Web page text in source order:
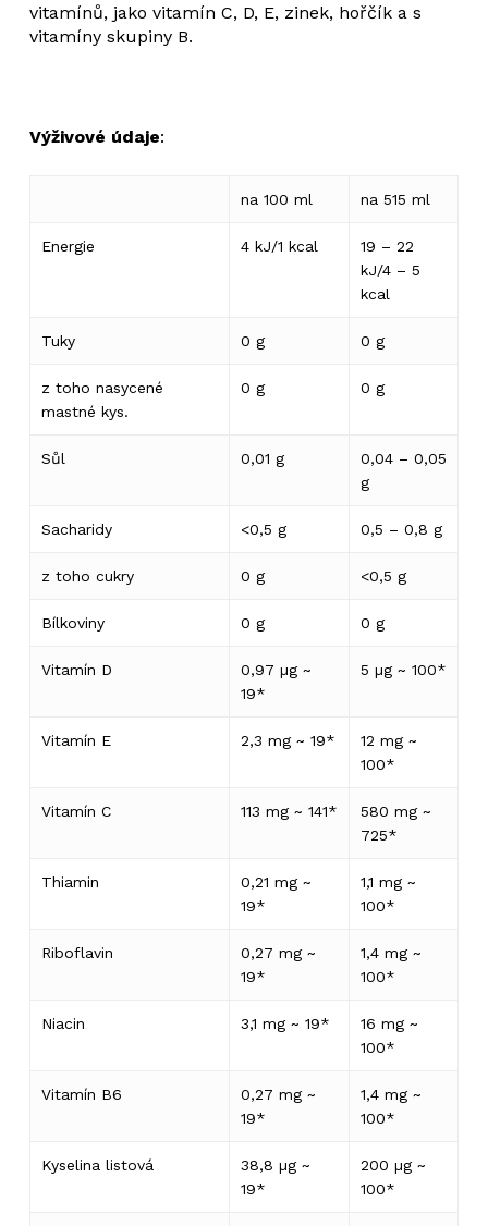
vitamínů, jako vitamín C, D, E, zinek, hořčík a s
vitamíny skupiny B.
Výživové údaje:
na 100 ml na 515 ml
Energie 4 kJ/1 kcal
19 – 22
kJ/4 – 5
kcal
Tuky 0 g 0 g
z toho nasycené
mastné kys.
0 g 0 g
Sůl 0,01 g
0,04 – 0,05
g
Sacharidy <0,5 g 0,5 – 0,8 g
z toho cukry 0 g <0,5 g
Bílkoviny 0 g 0 g
Vitamín D
0,97 µg ~
19*
5 µg ~ 100*
Vitamín E 2,3 mg ~ 19*
12 mg ~
100*
Vitamín C 113 mg ~ 141*
580 mg ~
725*
Thiamin
0,21 mg ~
19*
1,1 mg ~
100*
Riboflavin
0,27 mg ~
19*
1,4 mg ~
100*
Niacin 3,1 mg ~ 19*
16 mg ~
100*
Vitamín B6
0,27 mg ~
19*
1,4 mg ~
100*
Kyselina listová
38,8 µg ~
19*
200 µg ~
100*